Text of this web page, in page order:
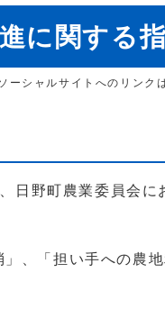
に関する
ーシャルサイトへのリンク
野町農業委員会
、「担い手への農